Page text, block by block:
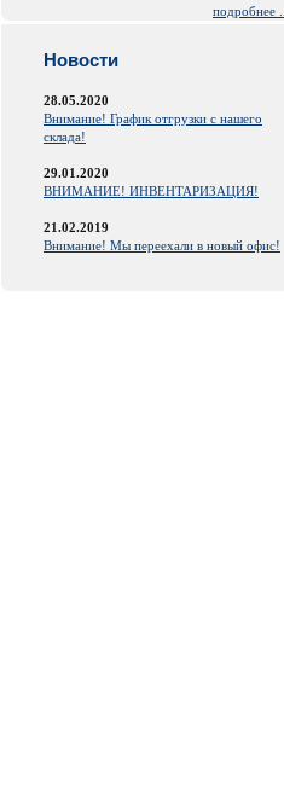
подробнее ...
Новости
28.05.2020
Внимание! График отгрузки с нашего
склада!
29.01.2020
ВНИМАНИЕ! ИНВЕНТАРИЗАЦИЯ!
21.02.2019
Внимание! Мы переехали в новый офис!